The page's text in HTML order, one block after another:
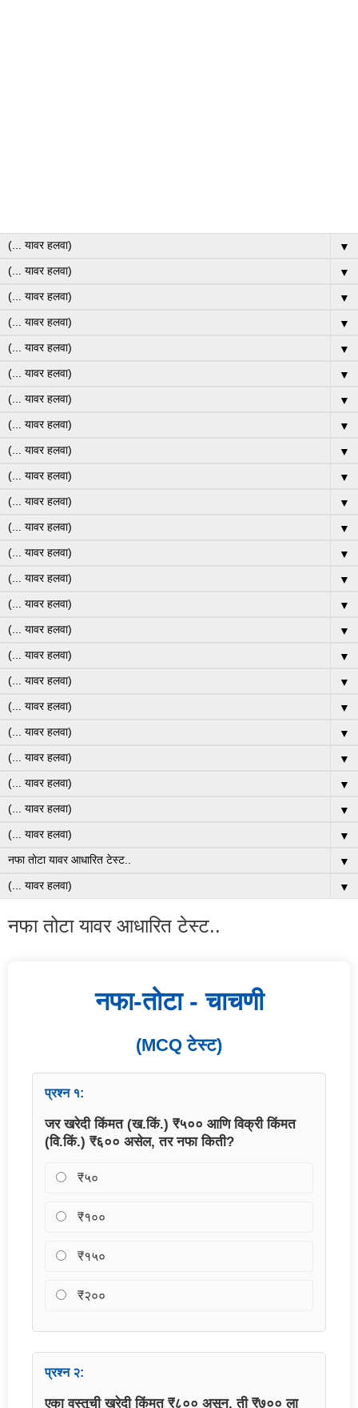
▼
▼
▼
▼
▼
▼
▼
▼
▼
▼
▼
▼
▼
▼
▼
▼
▼
▼
▼
▼
▼
▼
▼
▼
▼
▼
नफा तोटा यावर आधारित टेस्ट..
नफा-तोटा - चाचणी
(MCQ टेस्ट)
प्रश्न १:
जर खरेदी किंमत (ख.किं.) ₹५०० आणि विक्री किंमत
(वि.किं.) ₹६०० असेल, तर नफा किती?
₹५०
₹१००
₹१५०
₹२००
प्रश्न २:
एका वस्तूची खरेदी किंमत ₹८०० असून, ती ₹७०० ला